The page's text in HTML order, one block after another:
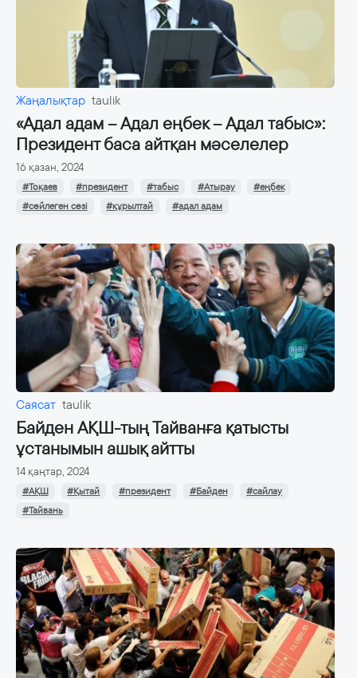
Жаңалықтар taulik
«Адал адам – Адал еңбек – Адал табыс»:
Президент баса айтқан мәселелер
16 қазан, 2024
#Тоқаев #президент #табыс #Атырау
#еңбек
#сөйлеген сөзі
#құрылтай #адал адам
Саясат taulik
Байден АҚШ-тың Тайванға қатысты
ұстанымын ашық айтты
14 қаңтар, 2024
#АҚШ #Қытай #президент #Байден
#сайлау
#Тайвань